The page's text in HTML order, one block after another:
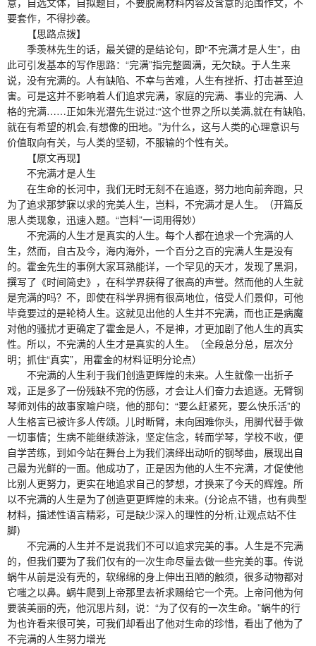
要套作，不得抄袭。
【思路点拨】
季羡林先生的话，最关键的是结论句，即“不完满才是人生”，由
此可引发基本的写作思路：“完满”指完整圆满，无欠缺。于人生来
说，没有完满的。人有缺陷、不幸与苦难，人生有挫折、打击甚至迫
害。可是这并不影响着人们追求完满，家庭的完满、事业的完满、人
格的完满……正如朱光潜先生说过:“这个世界之所以美满,就在有缺陷,
就在有希望的机会,有想像的田地。”为什么，这与人类的心理意识与
价值取向有关，与人类的坚韧，不服输的个性有关。
【原文再现】
不完满才是人生
在生命的长河中，我们无时无刻不在追逐，努力地向前奔跑，只
为了追求那梦寐以求的完美人生，岂料，不完满才是人生。（开篇反
思人类现象，迅速入题。“岂料”一词用得妙）
不完满的人生才是真实的人生。每个人都在追求一个完满的人
生，然而，自古及今，海内海外，一个百分之百的完满人生是没有
的。霍金先生的事例大家耳熟能详，一个罕见的天才，发现了黑洞，
撰写了《时间简史》，在科学界获得了很高的声誉。然而他的人生就
是完满的吗？不，即使在科学界拥有很高地位，倍受人们景仰，可他
毕竟要过的是轮椅人生。这就见出他的人生并不完满，而也正是病魔
对他的骚扰才更确定了霍金是人，不是神，才更加剧了他人生的真实
性。所以，不完满的人生才是真实的人生。（全段总分总，层次分
明；抓住“真实”，用霍金的材料证明分论点）
不完满的人生利于我们创造更辉煌的未来。人生就像一出折子
戏，正是多了一份残缺不完的伤感，才会让人们奋力去追逐。无臂钢
琴师刘伟的故事家喻户晓，他的那句：“要么赶紧死，要么快乐活”的
人生格言已被许多人传颂。儿时断臂，未向困难你头，用脚代替手做
一切事情；生病不能继续游泳，坚定信念，转而学琴，学校不收，便
自学苦练，到如今站在舞台上为我们演绎出动听的钢琴曲，展现出自
己最为光鲜的一面。他成功了，正是因为他的人生不完满，才促使他
比别人更努力，更实在地追求自己的梦想，才换来了今天的辉煌。所
以不完满的人生是为了创造更更辉煌的未来。(分论点不错，也有典型
材料，描述性语言精彩，可是缺少深入的理性的分析,让观点站不住
脚)
不完满的人生并不是说我们不可以追求完美的事。人生是不完满
的，但我们要为了我们仅有的一次生命尽量去做一些完美的事。传说
蜗牛从前是没有壳的，软绵绵的身上伸出丑陋的触须，很多动物都对
它嗤之以鼻。蜗牛爬到上帝那里去祈求赐给它一个壳。上帝问他为何
要装美丽的壳，他沉思片刻，说：“为了仅有的一次生命。”蜗牛的行
为也许看来很可笑，可我们却看出了他对生命的珍惜，看出了他为了
不完满的人生努力增光